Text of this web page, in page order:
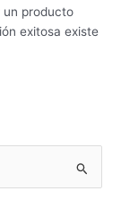
un producto
exitosa existe